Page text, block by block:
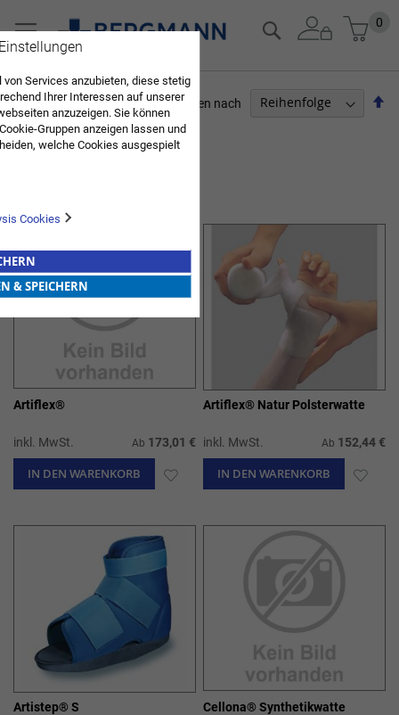
Zum
Inhalt
0
Suche
Sortieren nach
Artiflex®
inkl. MwSt. Ab 173,01 €
IN DEN WARENKORB ZUR
Artiflex® Natur Polsterwatte
inkl. MwSt. Ab 152,44 €
IN DEN WARENKORB ZUR
Artistep® S Cellona® Synthetikwatte
ARZTBEDARF
Services anzubieten, diese stetig
Ihrer Interessen auf unserer
anzuzeigen. Sie können
Gruppen anzeigen lassen und
welche Cookies ausgespielt
Cookies
& SPEICHERN